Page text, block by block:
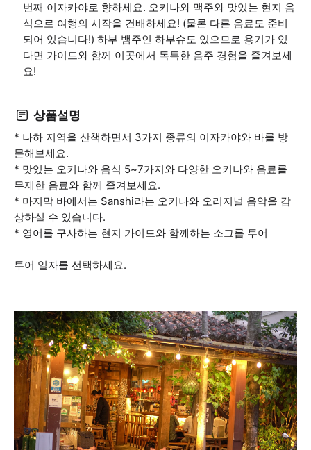
번째 이자카야로 향하세요. 오키나와 맥주와 맛있는 현지 음
식으로 여행의 시작을 건배하세요! (물론 다른 음료도 준비
되어 있습니다!) 하부 뱀주인 하부슈도 있으므로 용기가 있
다면 가이드와 함께 이곳에서 독특한 음주 경험을 즐겨보세
요!
상품설명
* 나하 지역을 산책하면서 3가지 종류의 이자카야와 바를 방
문해보세요.
* 맛있는 오키나와 음식 5~7가지와 다양한 오키나와 음료를
무제한 음료와 함께 즐겨보세요.
* 마지막 바에서는 Sanshi라는 오키나와 오리지널 음악을 감
상하실 수 있습니다.
* 영어를 구사하는 현지 가이드와 함께하는 소그룹 투어
투어 일자를 선택하세요.